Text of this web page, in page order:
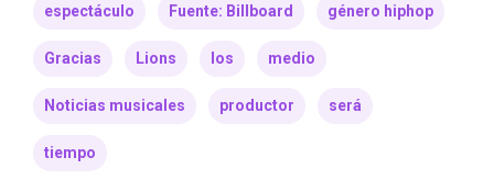
espectáculo Fuente: Billboard género hiphop
Gracias Lions los medio
Noticias musicales productor será
tiempo